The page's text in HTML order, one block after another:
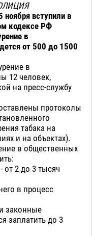
ноября вступили в
кодексе РФ
в
от 500 до 1500
в
12 человек,
на пресс-службу
протоколы
табака на
и на объектах).
в общественных
от 2 до 3 тысяч
в процесс
законные
заплатить до 3